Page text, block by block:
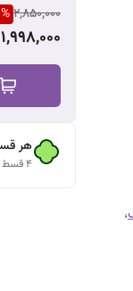
،
2,850,000
%
1,998,000
هر
۴ قسط ماهانه. بدون سود، چک و ضامن.